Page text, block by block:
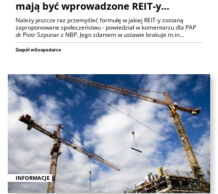
mają być wprowadzone REIT-y…
Należy jeszcze raz przemyśleć formułę w jakiej REIT-y zostaną
zaproponowane społeczeństwu - powiedział w komentarzu dla PAP
dr Piotr Szpunar z NBP. Jego zdaniem w ustawie brakuje m.in…
Zespół wGospodarce
INFORMACJE